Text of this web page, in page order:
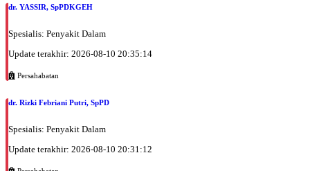
dr. YASSIR, SpPDKGEH
Spesialis: Penyakit Dalam
Update terakhir: 2026-08-10 20:35:14
Persahabatan
dr. Rizki Febriani Putri, SpPD
Spesialis: Penyakit Dalam
Update terakhir: 2026-08-10 20:31:12